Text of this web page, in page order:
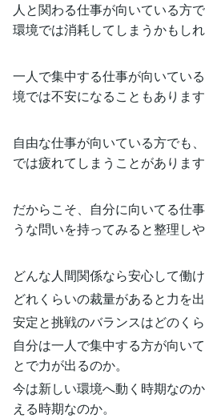
人と関わる仕事が向いている方
環境では消耗してしまうかもしれ
一人で集中する仕事が向いてい
境では不安になることもあります
自由な仕事が向いている方でも
では疲れてしまうことがあります
だからこそ、自分に向いてる仕
うな問いを持ってみると整理しや
どんな人間関係なら安心して働け
どれくらいの裁量があると力を出
安定と挑戦のバランスはどのく
自分は一人で集中する方が向い
とで力が出るのか。
今は新しい環境へ動く時期なの
える時期なのか。